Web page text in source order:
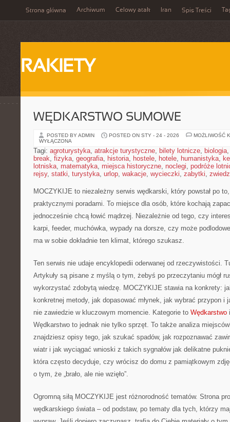
Strona główna Archiwum Celowy atak Iran Spis Treści
RAKIETY
WĘDKARSTWO SUMOWE
POSTED BY ADMIN POSTED ON STY - 24 - 2026
MOŻLIWOŚĆ
WYŁĄCZONA
Tagi: agroturystyka, atrakcje turystyczne, bilety lotnicze, biologia
break, fizyka, geografia, historia, hostele, hotele, humanistyka,
lotniska, matematyka, miejsca historyczne, noclegi, podróże
rejsy, statki, turystyka, urlop, wakacje, wycieczki, zabytki,
MOCZYKIJE to niezależny serwis wędkarski, który powstał po
praktycznymi poradami. To miejsce dla osób, które kochają
jednocześnie chcą łowić mądrzej. Niezależnie od tego, czy
karpi, feeder, muchówka, wypady na dorsze, czy może
ma w sobie dokładnie ten klimat, którego szukasz.
Ten serwis nie udaje encyklopedii oderwanej od rzeczywistości.
Artykuły są pisane z myślą o tym, żebyś po przeczytaniu mógł
wykorzystać zdobytą wiedzę. MOCZYKIJE stawia na konkrety:
konkretnej metody, jak dopasować młynek, jak wybrać przypon i
nie zawiedzie w kluczowym momencie. Kategorie to Wędkarstwo
Wędkarstwo to jednak nie tylko sprzęt. To także analiza
znajdziesz opisy tego, jak szukać spadów, jak rozpoznawać
wiatr i jak wyciągać wnioski z takich sygnałów jak delikatne
która często decyduje, czy wrócisz do domu z pamiątkowym
o tym, że „brało, ale nie wzięło”.
Ogromną siłą MOCZYKIJE jest różnorodność tematów. Strona
wędkarskiego świata – od podstaw, po tematy dla tych, którzy